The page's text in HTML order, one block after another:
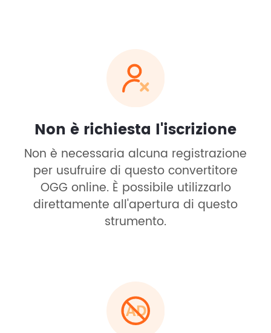
Non è richiesta l'iscrizione
Non è necessaria alcuna registrazione
per usufruire di questo convertitore
OGG online. È possibile utilizzarlo
direttamente all'apertura di questo
strumento.